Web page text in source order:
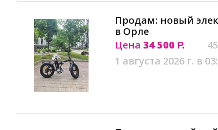
Продам: новый
в Орле
Цена 34 500 Р.
1 августа 2026 г. в